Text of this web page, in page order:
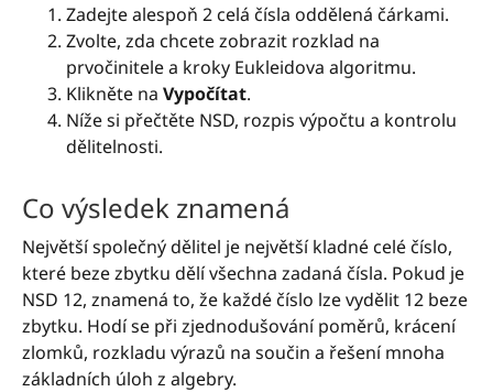
Zadejte alespoň 2 celá čísla oddělená čárkami.
Zvolte, zda chcete zobrazit rozklad na
prvočinitele a kroky Eukleidova algoritmu.
Klikněte na Vypočítat.
Níže si přečtěte NSD, rozpis výpočtu a kontrolu
dělitelnosti.
Co výsledek znamená
Největší společný dělitel je největší kladné celé číslo,
které beze zbytku dělí všechna zadaná čísla. Pokud je
NSD 12, znamená to, že každé číslo lze vydělit 12 beze
zbytku. Hodí se při zjednodušování poměrů, krácení
zlomků, rozkladu výrazů na součin a řešení mnoha
základních úloh z algebry.